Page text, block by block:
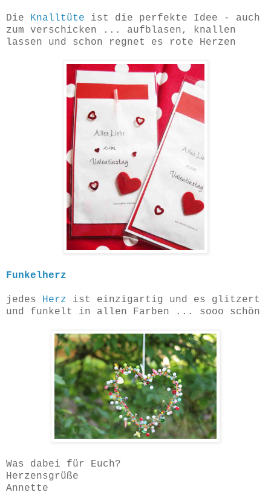
Die Knalltüte ist die perfekte Idee - auch
zum verschicken ... aufblasen, knallen
lassen und schon regnet es rote Herzen
Funkelherz
jedes Herz ist einzigartig und es glitzert
und funkelt in allen Farben ... sooo schön
Was dabei für Euch?
Herzensgrüße
Annette